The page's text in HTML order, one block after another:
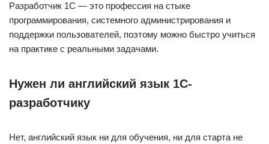
Разработчик 1С — это профессия на стыке
программирования, системного администрирования и
поддержки пользователей, поэтому можно быстро учиться
на практике с реальными задачами.
Нужен ли английский язык 1С-
разработчику
Нет, английский язык ни для обучения, ни для старта не